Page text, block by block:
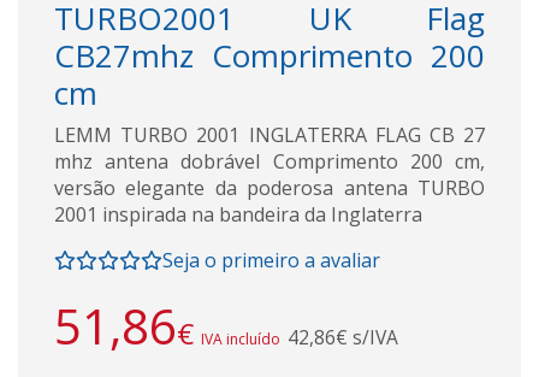
TURBO2001 UK Flag
CB27mhz Comprimento 200
cm
LEMM TURBO 2001 INGLATERRA FLAG CB 27
mhz antena dobrável Comprimento 200 cm,
versão elegante da poderosa antena TURBO
2001 inspirada na bandeira da Inglaterra
Seja o primeiro a avaliar
51,86€ IVA incluído 42,86€ s/IVA